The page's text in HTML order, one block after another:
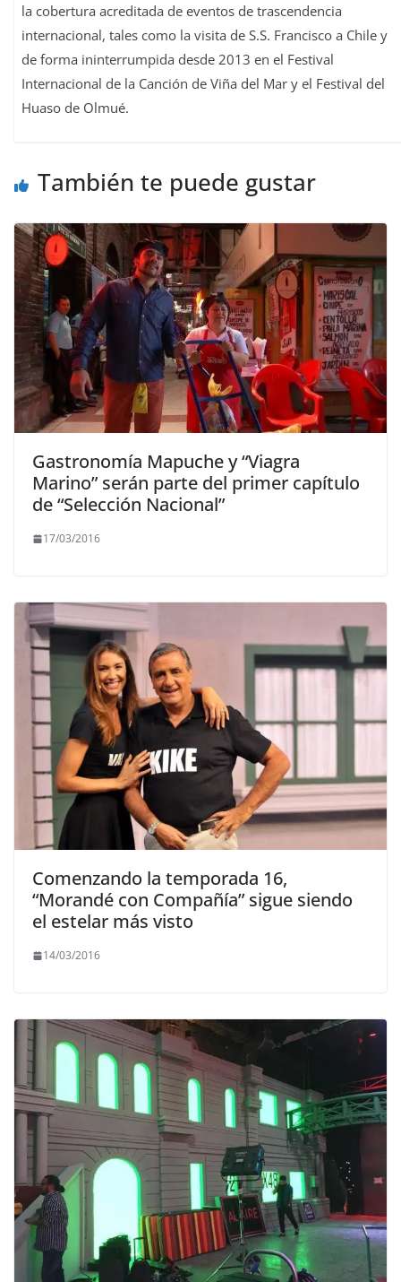
la cobertura acreditada de eventos de trascendencia
internacional, tales como la visita de S.S. Francisco a Chile y
de forma ininterrumpida desde 2013 en el Festival
Internacional de la Canción de Viña del Mar y el Festival del
Huaso de Olmué.
También te puede gustar
Gastronomía Mapuche y “Viagra
Marino” serán parte del primer capítulo
de “Selección Nacional”
17/03/2016
Comenzando la temporada 16,
“Morandé con Compañía” sigue siendo
el estelar más visto
14/03/2016